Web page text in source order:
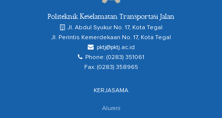
Politeknik Keselamatan Transportasi Jalan
Jl. Abdul Syukur No. 17, Kota Tegal
Jl. Perintis Kemerdekaan No. 17, Kota Tegal
pktj@pktj.ac.id
Phone: (0283) 351061
Fax: (0283) 358965
KERJASAMA
Alumni